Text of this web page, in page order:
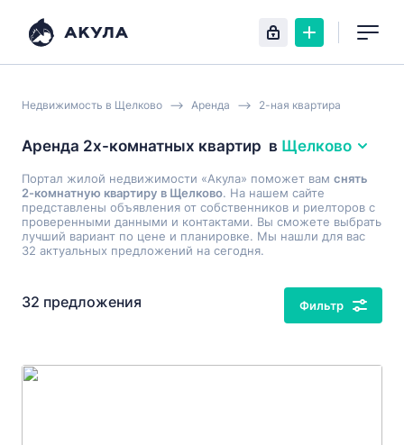
Недвижимость в Щелково Аренда 2-ная квартира
Аренда 2х-комнатных квартир в Щелково
Портал жилой недвижимости «Акула» поможет вам снять
2-комнатную квартиру в Щелково. На нашем сайте
представлены объявления от собственников и риелторов с
проверенными данными и контактами. Вы сможете выбрать
лучший вариант по цене и планировке. Мы нашли для вас
32 актуальных предложений на сегодня.
32 предложения Фильтр